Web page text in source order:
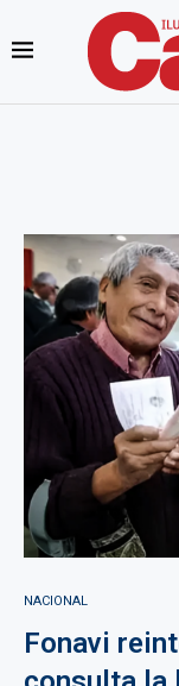
NACIONAL
Fonavi